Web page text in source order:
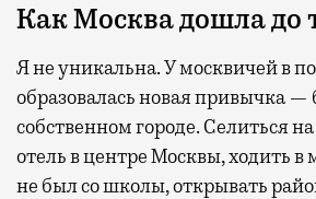
Как Москва дошла до
Я не уникальна. У москвичей в
образовалась новая привычка —
собственном городе. Селиться
отель в центре Москвы, ходить в
не был со школы, открывать